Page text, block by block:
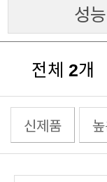
성
전체 2개
신제품